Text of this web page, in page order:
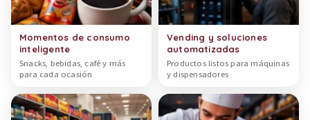
Momentos de consumo
inteligente
Snacks, bebidas, café y más
para cada ocasión
Vending y soluciones
automatizadas
Productos listos para máquinas
y dispensadores